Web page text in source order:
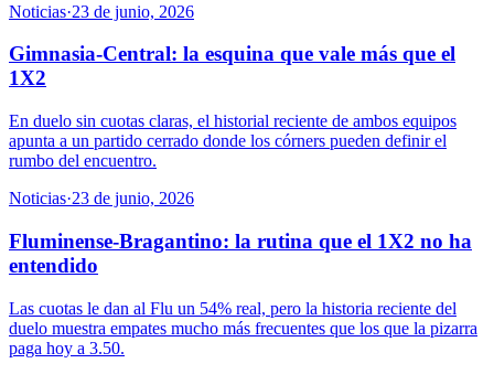
Noticias·23 de junio, 2026
Gimnasia-Central: la esquina que vale más que el
1X2
En duelo sin cuotas claras, el historial reciente de ambos equipos
apunta a un partido cerrado donde los córners pueden definir el
rumbo del encuentro.
Noticias·23 de junio, 2026
Fluminense-Bragantino: la rutina que el 1X2 no ha
entendido
Las cuotas le dan al Flu un 54% real, pero la historia reciente del
duelo muestra empates mucho más frecuentes que los que la pizarra
paga hoy a 3.50.